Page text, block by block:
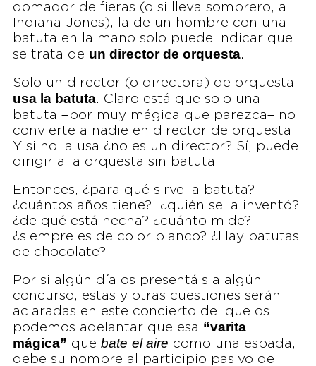
domador de fieras (o si lleva sombrero, a
Indiana Jones), la de un hombre con una
batuta en la mano solo puede indicar que
se trata de un director de orquesta.
Solo un director (o directora) de orquesta
usa la batuta. Claro está que solo una
batuta –por muy mágica que parezca– no
convierte a nadie en director de orquesta.
Y si no la usa ¿no es un director? Sí, puede
dirigir a la orquesta sin batuta.
Entonces, ¿para qué sirve la batuta?
¿cuántos años tiene? ¿quién se la inventó?
¿de qué está hecha? ¿cuánto mide?
¿siempre es de color blanco? ¿Hay batutas
de chocolate?
Por si algún día os presentáis a algún
concurso, estas y otras cuestiones serán
aclaradas en este concierto del que os
podemos adelantar que esa “varita
mágica” que bate el aire como una espada,
debe su nombre al participio pasivo del